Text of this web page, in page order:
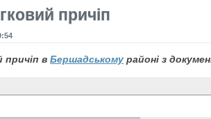
причіп
причіп в Бершадському районі з